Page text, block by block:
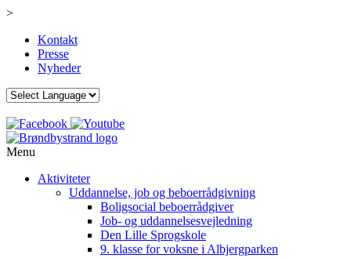
>
Kontakt
Presse
Nyheder
Menu
Aktiviteter
Uddannelse, job og beboerrådgivning
Boligsocial beboerrådgiver
Job- og uddannelsesvejledning
Den Lille Sprogskole
9. klasse for voksne i Albjergparken